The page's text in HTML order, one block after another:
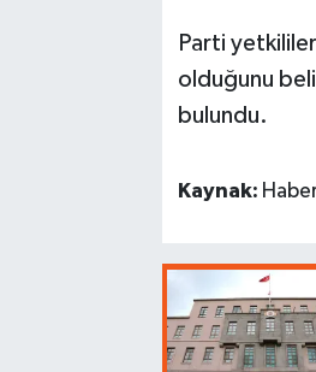
Parti
olduğunu
bulundu.
Kaynak: